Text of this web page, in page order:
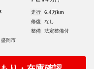
走行
6.4万km
修復
なし
整備
法定整備付
岡市